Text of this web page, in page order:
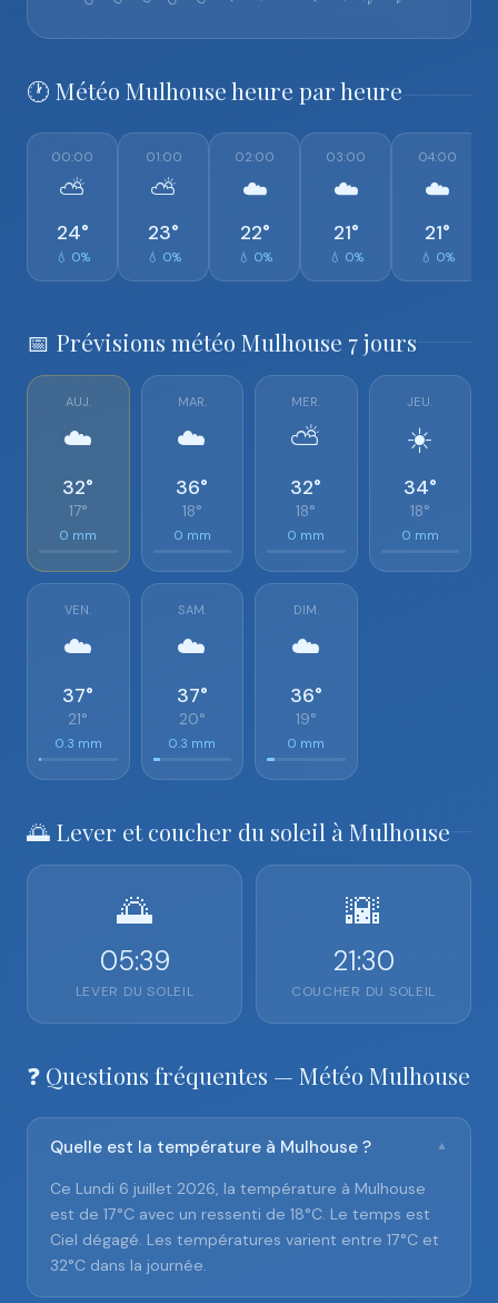
🕐 Météo Mulhouse heure par heure
00:00
⛅
24°
💧 0%
01:00
⛅
23°
💧 0%
02:00
☁️
22°
💧 0%
03:00
☁️
21°
💧 0%
04:00
☁️
21°
💧 0%
📅 Prévisions météo Mulhouse 7 jours
AUJ.
☁️
32°
17°
0 mm
MAR.
☁️
36°
18°
0 mm
MER.
⛅
32°
18°
0 mm
JEU.
☀️
34°
18°
0 mm
VEN.
☁️
37°
21°
0.3 mm
SAM.
☁️
37°
20°
0.3 mm
DIM.
☁️
36°
19°
0 mm
🌅 Lever et coucher du soleil à Mulhouse
🌅
05:39
LEVER DU SOLEIL
🌇
21:30
COUCHER DU SOLEIL
❓ Questions fréquentes — Météo Mulhouse
Quelle est la température à Mulhouse ? ▼
Ce Lundi 6 juillet 2026, la température à Mulhouse
est de 17°C avec un ressenti de 18°C. Le temps est
Ciel dégagé. Les températures varient entre 17°C et
32°C dans la journée.